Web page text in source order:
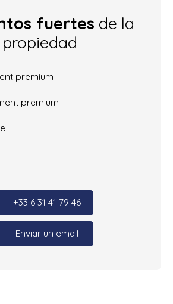
fuertes de la
propiedad
premium
premium
+33 6 31 41 79 46
Enviar un email